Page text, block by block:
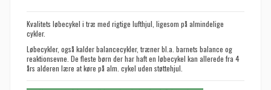
Kvalitets løbecykel i træ med rigtige lufthjul, ligesom på almindelige
cykler.
Løbecykler, også kalder balancecykler, træner bl.a. barnets balance og
reaktionsevne. De fleste børn der har haft en løbecykel kan allerede fra 4
års alderen lære at køre på alm. cykel uden støttehjul.